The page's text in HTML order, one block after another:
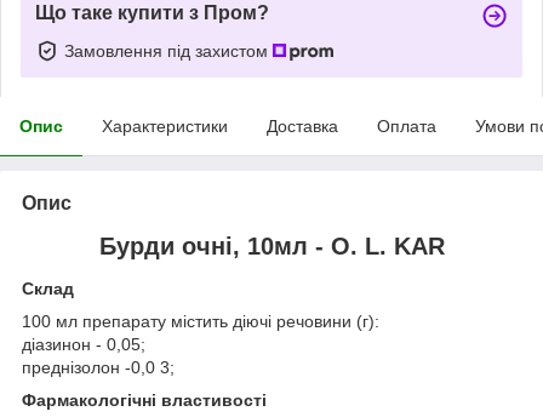
Що таке купити з Пром?
Замовлення під захистом
Опис Характеристики Доставка Оплата Умови
Опис
Бурди очні, 10мл - O. L. KAR
Склад
100 мл препарату містить діючі речовини (г):
діазинон - 0,05;
преднізолон -0,0 3;
Фармакологічні властивості